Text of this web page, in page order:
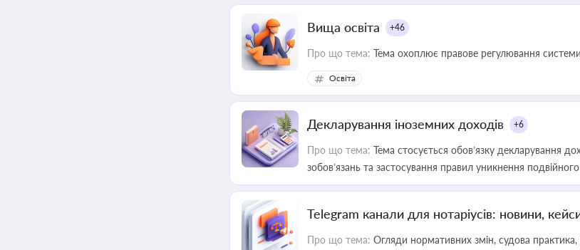
Вища освіта +46
Про що тема: Тема охоплює правове регулювання системи
Освіта
Декларування іноземних доходів +6
Про що тема: Тема стосується обов’язку декларування
зобов’язань та застосування правил уникнення
Telegram канали для нотаріусів: новини,
Про що тема: Огляди нормативних змін, судова